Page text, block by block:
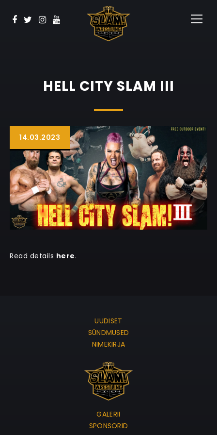
BOOK NOW Vaata
Sponsorid
HELL CITY SLAM III
14.03.2023
Read details here.
UUDISET
SÜNDMUSED
NIMEKIRJA
GALERII
SPONSORID